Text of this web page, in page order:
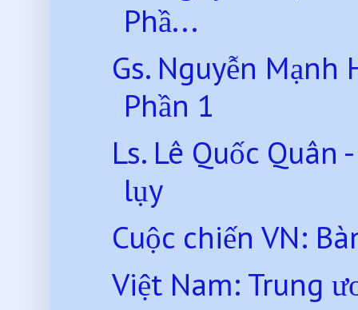
Phầ...
Gs. Nguyễn Mạnh
Phần 1
Ls. Lê Quốc
lụy
Cuộc chiến VN:
Việt Nam: Trung